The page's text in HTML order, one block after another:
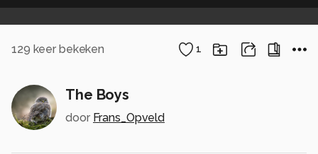
129 keer bekeken 1
The Boys
door Frans_Opveld